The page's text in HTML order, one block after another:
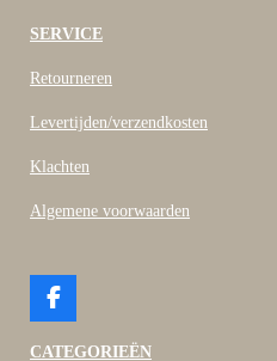
SERVICE
Retourneren
Levertijden/verzendkosten
Klachten
Algemene voorwaarden
F
c
CATEGORIEËN